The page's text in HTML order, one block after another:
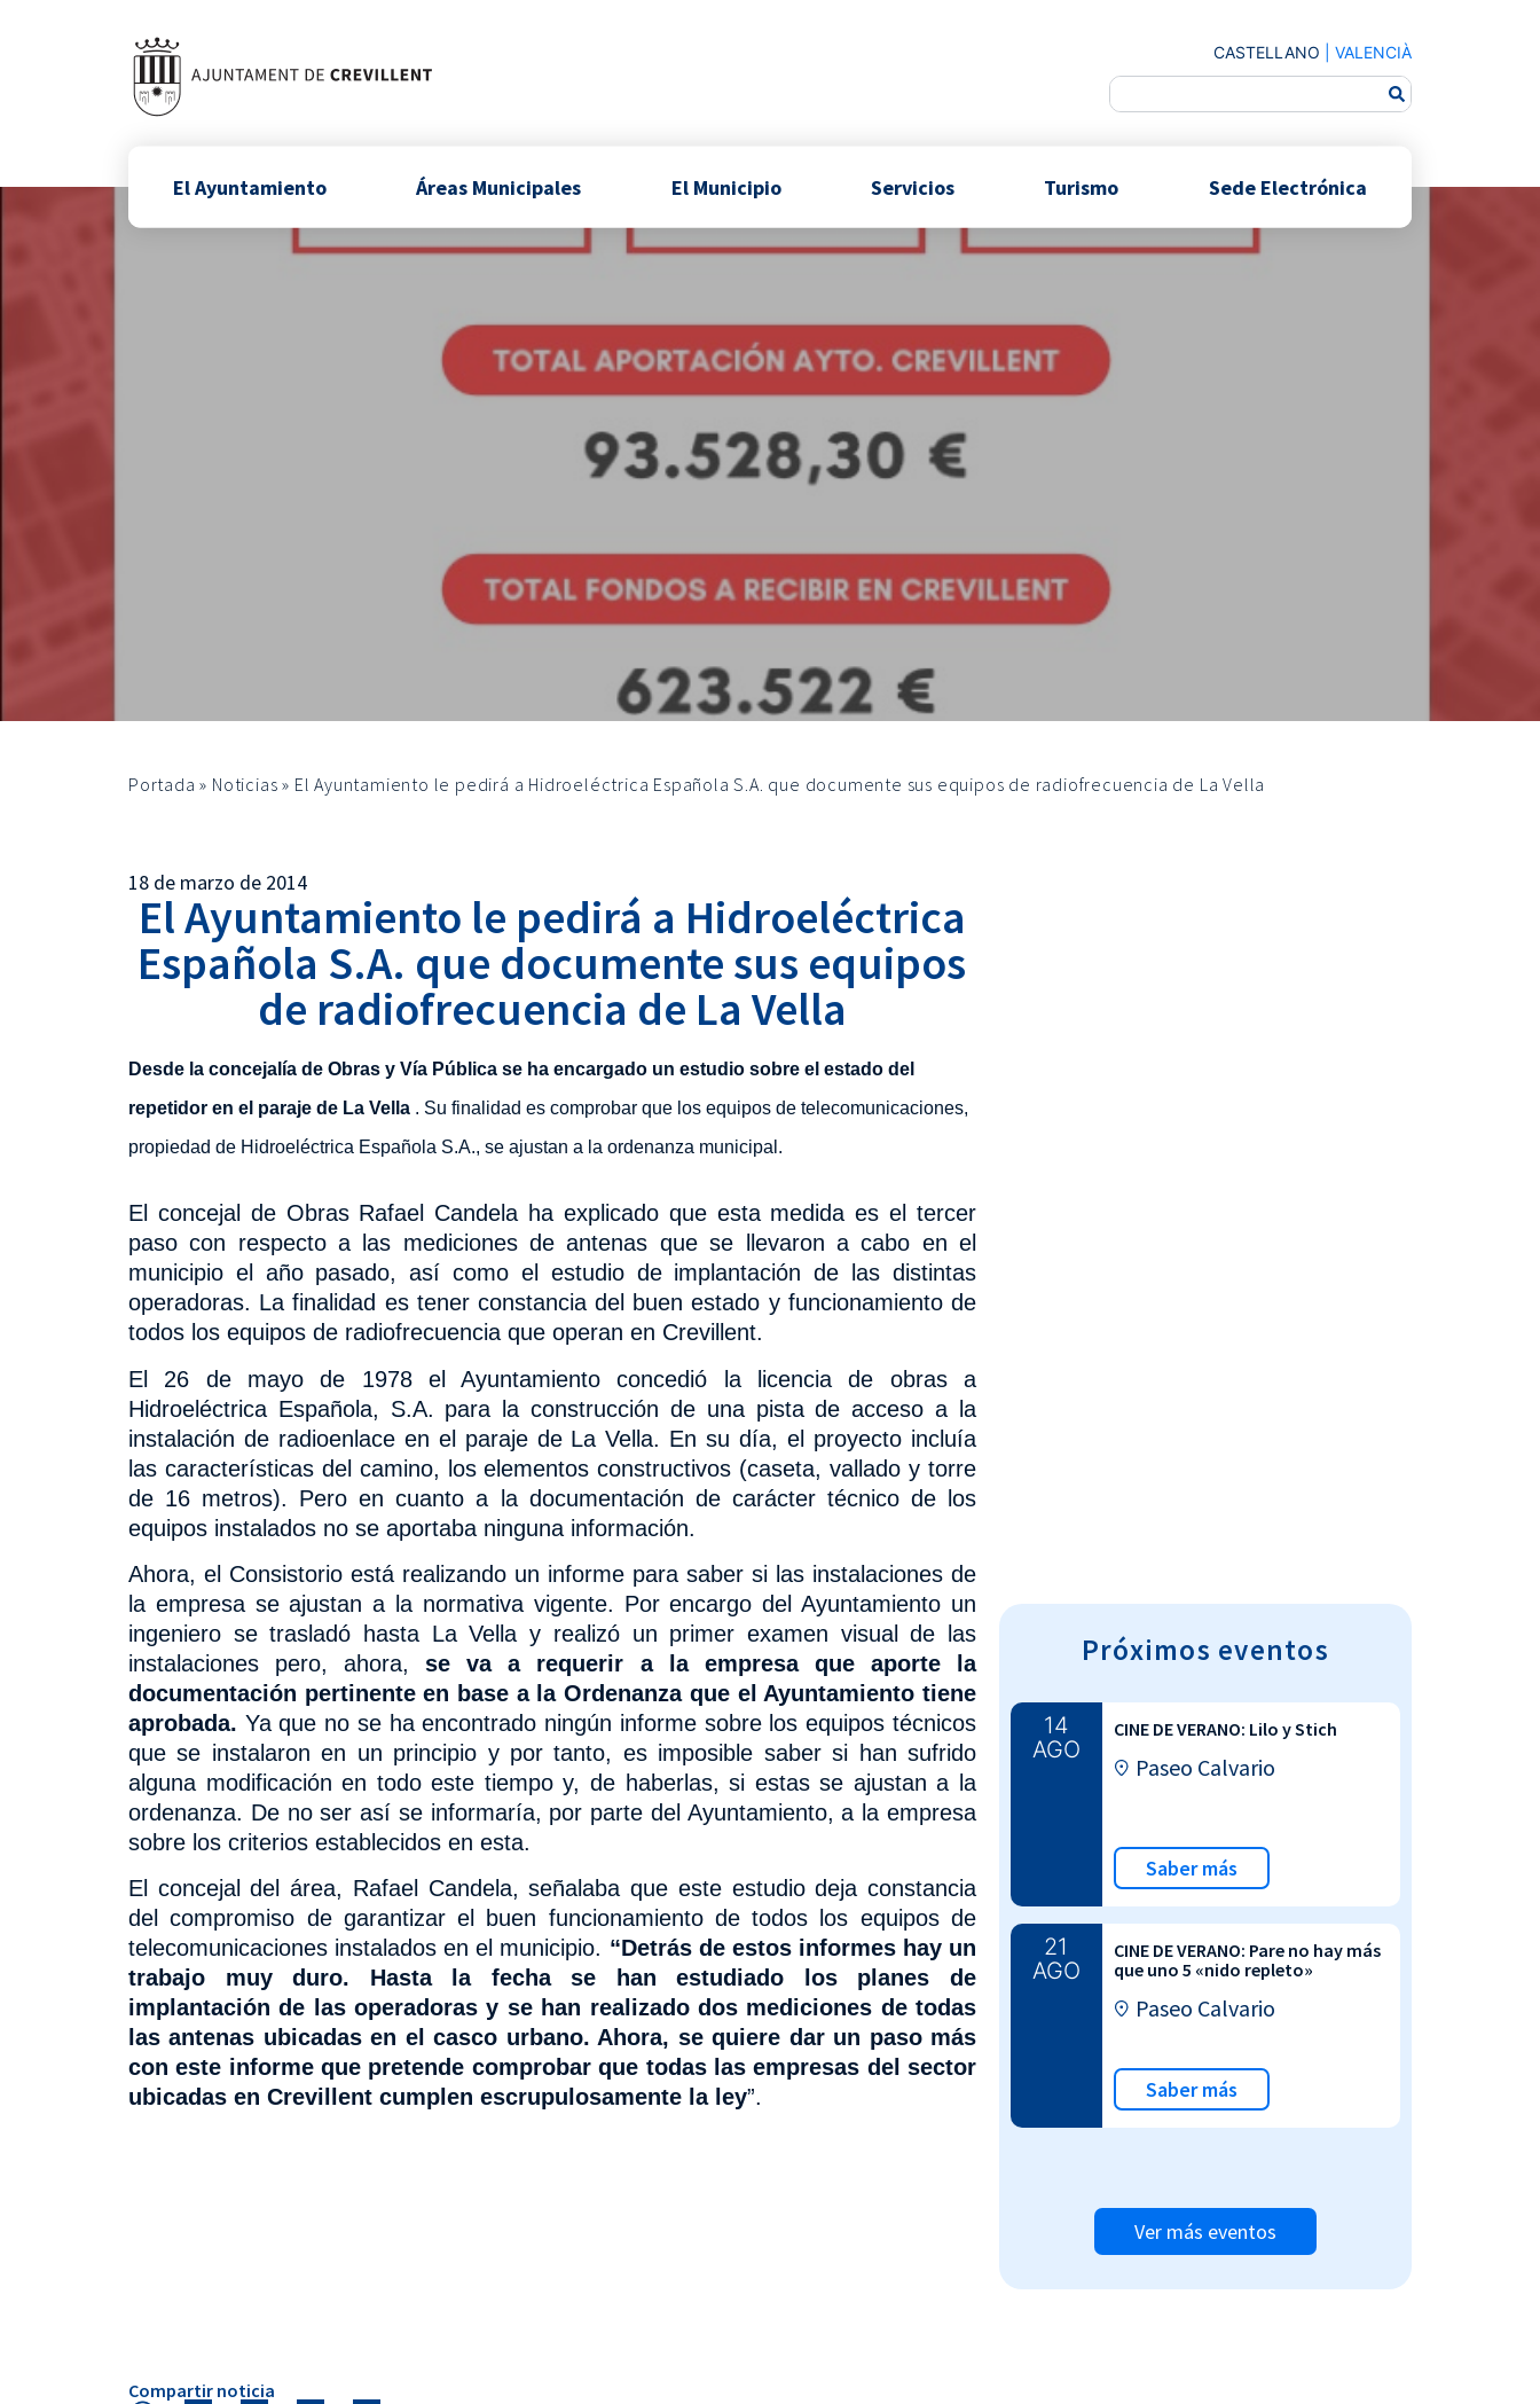
CASTELLANO VALENCIÀ
El Ayuntamiento Áreas Municipales El Municipio Servicios Turismo Sede Electrónica
Portada » Noticias » El Ayuntamiento le pedirá a Hidroeléctrica Española S.A. que documente sus equipos de radiofrecuencia de La Vella
18 de marzo de 2014
El Ayuntamiento le pedirá a Hidroeléctrica
Española S.A. que documente sus equipos
de radiofrecuencia de La Vella
Desde la concejalía de Obras y Vía Pública se ha encargado un estudio sobre el estado del
repetidor en el paraje de La Vella . Su finalidad es comprobar que los equipos de telecomunicaciones,
propiedad de Hidroeléctrica Española S.A., se ajustan a la ordenanza municipal.
El concejal de Obras Rafael Candela ha explicado que esta medida es el tercer
paso con respecto a las mediciones de antenas que se llevaron a cabo en el
municipio el año pasado, así como el estudio de implantación de las distintas
operadoras. La finalidad es tener constancia del buen estado y funcionamiento de
todos los equipos de radiofrecuencia que operan en Crevillent.
El 26 de mayo de 1978 el Ayuntamiento concedió la licencia de obras a
Hidroeléctrica Española, S.A. para la construcción de una pista de acceso a la
instalación de radioenlace en el paraje de La Vella. En su día, el proyecto incluía
las características del camino, los elementos constructivos (caseta, vallado y torre
de 16 metros). Pero en cuanto a la documentación de carácter técnico de los
equipos instalados no se aportaba ninguna información.
Ahora, el Consistorio está realizando un informe para saber si las instalaciones de
la empresa se ajustan a la normativa vigente. Por encargo del Ayuntamiento un
ingeniero se trasladó hasta La Vella y realizó un primer examen visual de las
instalaciones pero, ahora,se va a requerir a la empresa que aporte la
documentación pertinente en base a la Ordenanza que el Ayuntamiento tiene
aprobada. Ya que no se ha encontrado ningún informe sobre los equipos técnicos
que se instalaron en un principio y por tanto, es imposible saber si han sufrido
alguna modificación en todo este tiempo y, de haberlas, si estas se ajustan a la
ordenanza. De no ser así se informaría, por parte del Ayuntamiento, a la empresa
sobre los criterios establecidos en esta.
El concejal del área, Rafael Candela, señalaba que este estudio deja constancia
del compromiso de garantizar el buen funcionamiento de todos los equipos de
telecomunicaciones instalados en el municipio. “Detrás de estos informes hay un
trabajo muy duro. Hasta la fecha se han estudiado los planes de
implantación de las operadoras y se han realizado dos mediciones de todas
las antenas ubicadas en el casco urbano. Ahora, se quiere dar un paso más
con este informe que pretende comprobar que todas las empresas del sector
ubicadas en Crevillent cumplen escrupulosamente la ley”.
Próximos eventos
14
AGO
CINE DE VERANO: Lilo y Stich
Paseo Calvario
Saber más
21
AGO
CINE DE VERANO: Pare no hay más
que uno 5 «nido repleto»
Paseo Calvario
Saber más
Ver más eventos
Compartir noticia